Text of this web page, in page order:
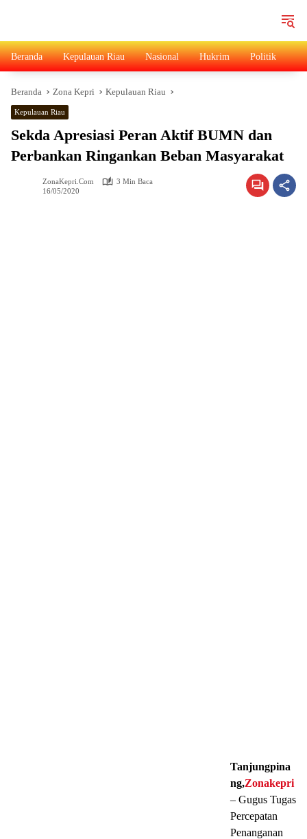
Beranda Kepulauan Riau Nasional Hukrim Politik
Beranda Zona Kepri Kepulauan Riau
Kepulauan Riau
Sekda Apresiasi Peran Aktif BUMN dan
Perbankan Ringankan Beban Masyarakat
ZonaKepri.com
3 Min Baca
16/05/2020
Tanjungpina
ng,Zonakepri
– Gugus Tugas
Percepatan
Penanganan